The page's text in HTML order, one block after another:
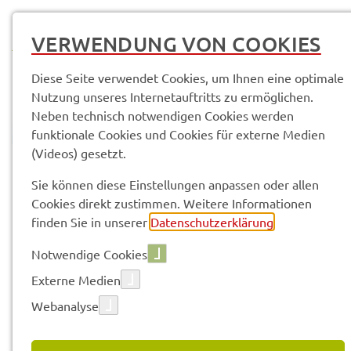
Vorle­sen
18.03.2022
VERWENDUNG VON COOKIES
Diese Seite verwendet Cookies, um Ihnen eine optimale
Nutzung unseres Internetauftritts zu ermöglichen.
Neben technisch notwendigen Cookies werden
funktionale Cookies und Cookies für externe Medien
(Videos) gesetzt.
Sie können diese Einstellungen anpassen oder allen
Cookies direkt zustimmen. Weitere Informationen
finden Sie in unserer Datenschutzerklärung
Notwendige Cookies
Externe Medien
Webanalyse